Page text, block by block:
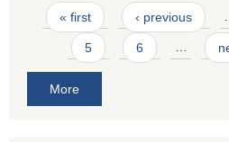
Pages
« first ‹ previous
5 6 …
More